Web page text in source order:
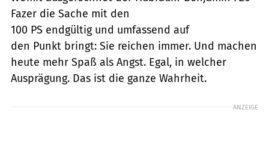
Fazer die Sache mit den
100 PS endgültig und umfassend auf
den Punkt bringt: Sie reichen immer. Und machen
heute mehr Spaß als Angst. Egal, in welcher
Ausprägung. Das ist die ganze Wahrheit.
ANZEIGE